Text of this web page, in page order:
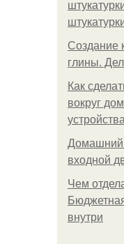
Создание
глины.
Как
вокруг
Домашний
входной
Чем
внутри